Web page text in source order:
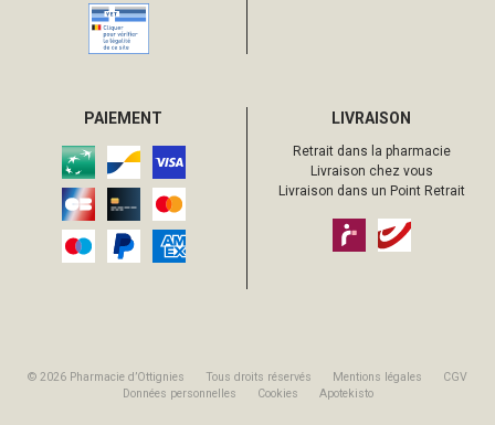
PAIEMENT LIVRAISON
Retrait dans la pharmacie
Livraison chez vous
Livraison dans un Point Retrait
© 2026 Pharmacie d’Ottignies Tous droits réservés Mentions légales
CGV
Données personnelles
Cookies Apotekisto